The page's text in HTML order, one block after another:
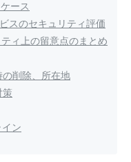
ース
スのセキュリティ評価
ィ上の留意点のまとめ
削除、所在地
策
ン